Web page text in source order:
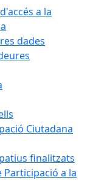
a la
dades
Ciutadana
finalitzats
a la